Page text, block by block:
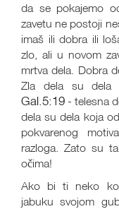
da se pokajemo
zavetu ne postoji
imaš ili dobra ili
zlo, ali u novom
mrtva dela. Dobra
Zla dela su dela
Gal.5:19 - telesna
dela su dela koja
pokvarenog
razloga. Zato su
očima!
Ako bi ti neko ko
jabuku svojom